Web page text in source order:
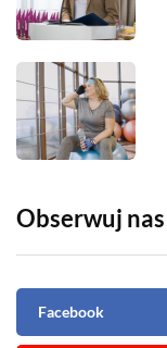
Obserwuj nas
Facebook